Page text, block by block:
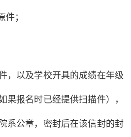
；
，以及学校开具的成绩在年级
果报名时已经提供扫描件），
系公章，密封后在该信封的封